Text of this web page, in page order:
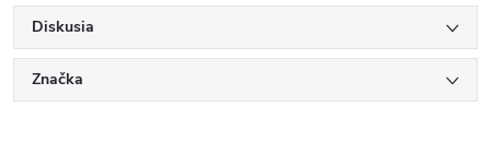
Diskusia
Značka